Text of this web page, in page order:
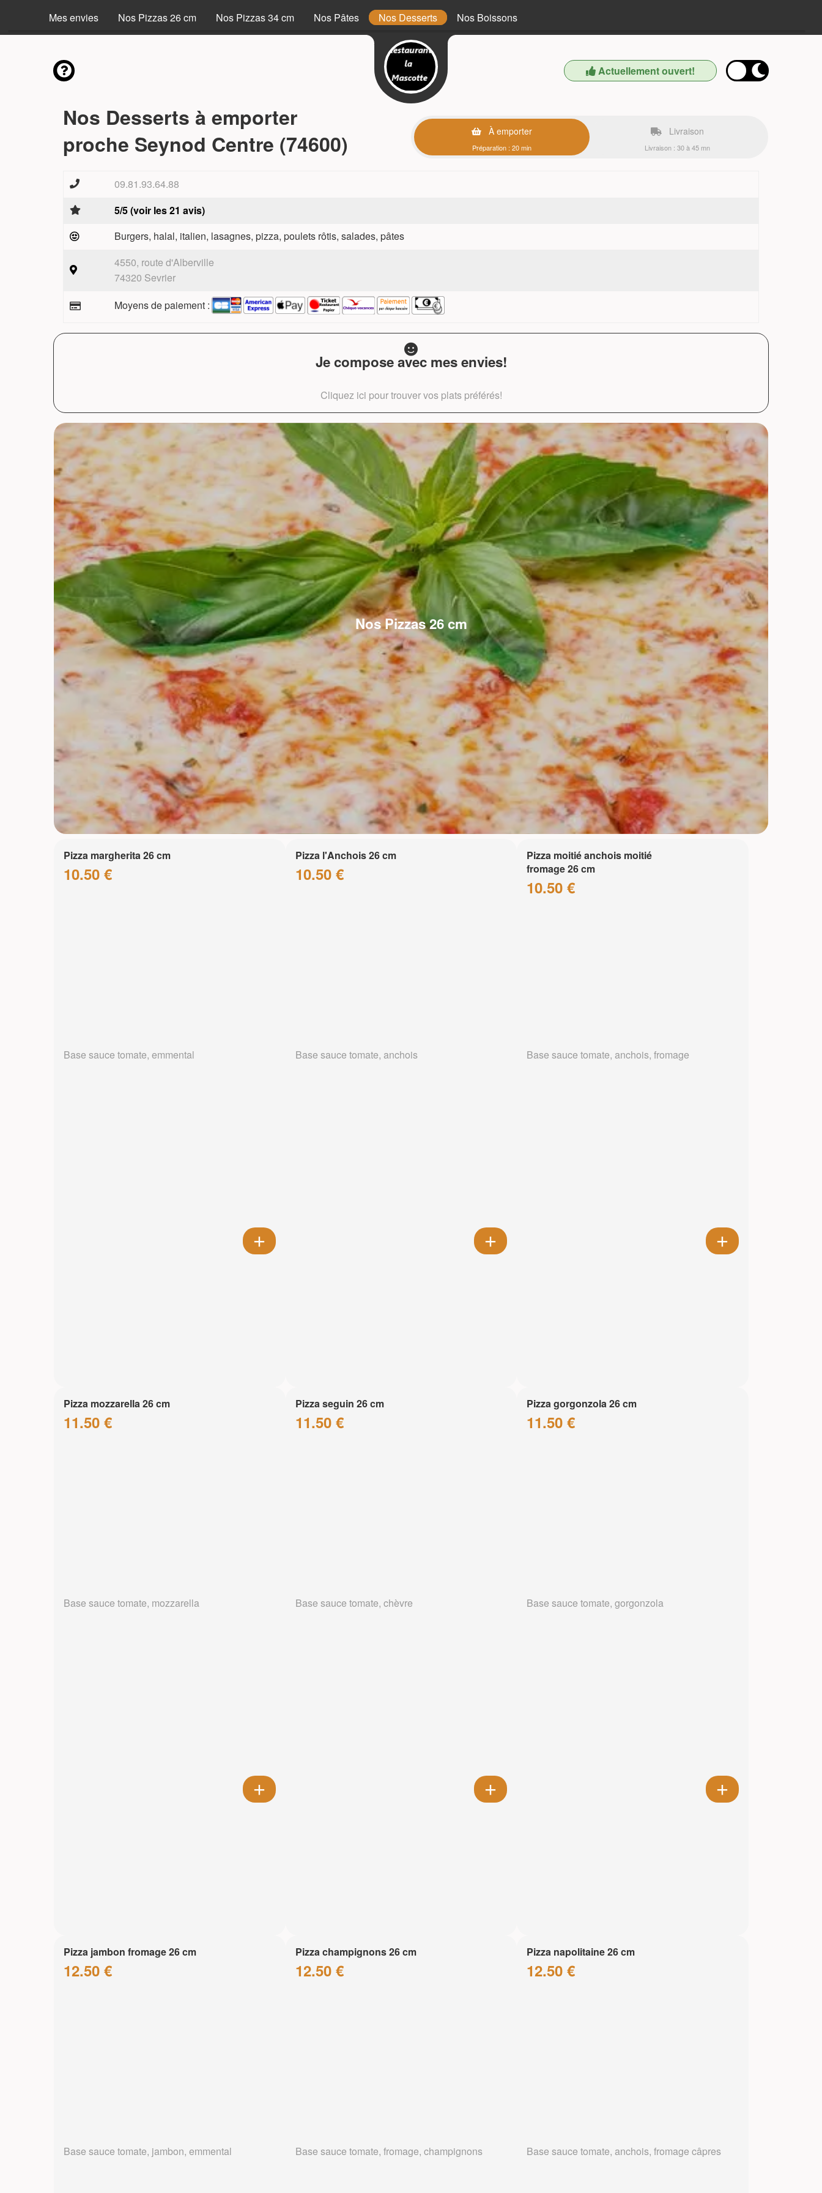
Mes envies Nos Pizzas 26 cm Nos Pizzas 34 cm Nos Pâtes Nos Desserts Nos Boissons
Actuellement ouvert!
Nos Desserts à emporter
proche Seynod Centre (74600)
À emporter
Préparation : 20 min
Livraison
Livraison : 30 à 45 mn
09.81.93.64.88
5/5 (voir les 21 avis)
Burgers, halal, italien, lasagnes, pizza, poulets rôtis, salades, pâtes
4550, route d'Alberville
74320 Sevrier
Moyens de paiement :
Je compose avec mes envies!
Cliquez ici pour trouver vos plats préférés!
Nos Pizzas 26 cm
Pizza margherita 26 cm
10.50 €
Base sauce tomate, emmental
Pizza l'Anchois 26 cm
10.50 €
Base sauce tomate, anchois
Pizza moitié anchois moitié
fromage 26 cm
10.50 €
Base sauce tomate, anchois, fromage
Pizza mozzarella 26 cm
11.50 €
Base sauce tomate, mozzarella
Pizza seguin 26 cm
11.50 €
Base sauce tomate, chèvre
Pizza gorgonzola 26 cm
11.50 €
Base sauce tomate, gorgonzola
Pizza jambon fromage 26 cm
12.50 €
Base sauce tomate, jambon, emmental
Pizza champignons 26 cm
12.50 €
Base sauce tomate, fromage, champignons
Pizza napolitaine 26 cm
12.50 €
Base sauce tomate, anchois, fromage câpres